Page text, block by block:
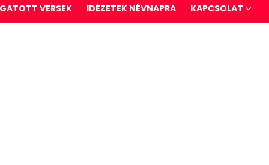
VERSEK IDÉZETEK NÉVNAPRA KAPCSOLAT